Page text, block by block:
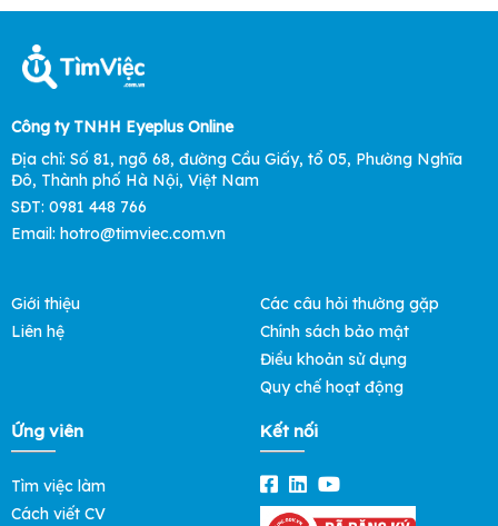
Công ty TNHH Eyeplus Online
Địa chỉ: Số 81, ngõ 68, đường Cầu Giấy, tổ 05, Phường Nghĩa
Đô, Thành phố Hà Nội, Việt Nam
SĐT: 0981 448 766
Email: hotro@timviec.com.vn
Giới thiệu
Liên hệ
Các câu hỏi thường gặp
Chính sách bảo mật
Điều khoản sử dụng
Quy chế hoạt động
Ứng viên
Tìm việc làm
Cách viết CV
Kết nối